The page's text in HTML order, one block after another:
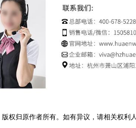
权归原作者所有。如有异议，请相关权利